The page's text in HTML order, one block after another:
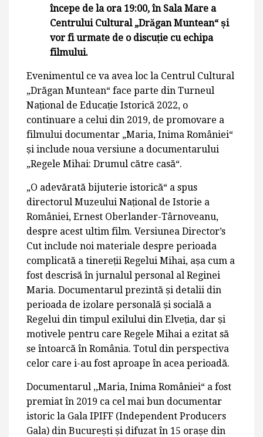
începe de la ora 19:00, în Sala Mare a
Centrului Cultural „Drăgan Muntean“ și
vor fi urmate de o discuție cu echipa
filmului.
Evenimentul ce va avea loc la Centrul Cultural
„Drăgan Muntean“ face parte din Turneul
Național de Educație Istorică 2022, o
continuare a celui din 2019, de promovare a
filmului documentar „Maria, Inima României“
și include noua versiune a documentarului
„Regele Mihai: Drumul către casă“.
„O adevărată bijuterie istorică“ a spus
directorul Muzeului Național de Istorie a
României, Ernest Oberlander-Târnoveanu,
despre acest ultim film. Versiunea Director’s
Cut include noi materiale despre perioada
complicată a tinereții Regelui Mihai, așa cum a
fost descrisă în jurnalul personal al Reginei
Maria. Documentarul prezintă și detalii din
perioada de izolare personală și socială a
Regelui din timpul exilului din Elveția, dar și
motivele pentru care Regele Mihai a ezitat să
se întoarcă în România. Totul din perspectiva
celor care i-au fost aproape în acea perioadă.
Documentarul ,,Maria, Inima României“ a fost
premiat în 2019 ca cel mai bun documentar
istoric la Gala IPIFF (Independent Producers
Gala) din București și difuzat în 15 orașe din